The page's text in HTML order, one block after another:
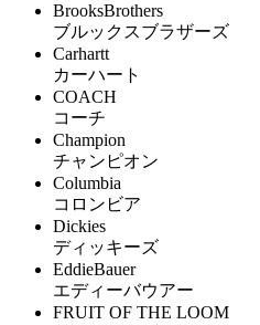
BrooksBrothers
ブルックスブラザーズ
Carhartt
カーハート
COACH
コーチ
Champion
チャンピオン
Columbia
コロンビア
Dickies
ディッキーズ
EddieBauer
エディーバウアー
FRUIT OF THE LOOM